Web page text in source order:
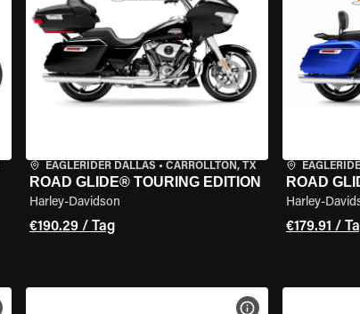
EAGLERIDER DALLAS • CARROLLTON, TX
ROAD GLIDE® TOURING EDITION
Harley-Davidson
€190.29 / Tag
ROAD
Harley-
€179.91 /
MOTORRAD-DETAILS ANZEIGEN MOTORRAD-